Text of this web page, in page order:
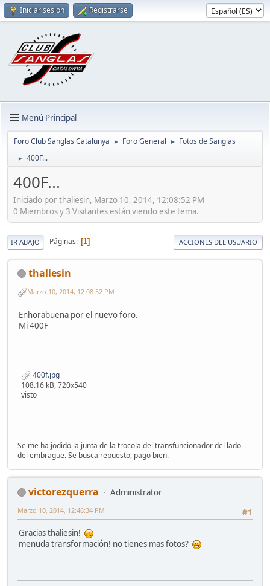
Iniciar sesión Registrarse
Menú Principal
Foro Club Sanglas Catalunya ► Foro General ► Fotos de Sanglas
► 400F...
400F...
Iniciado por thaliesin, Marzo 10, 2014, 12:08:52 PM
0 Miembros y 3 Visitantes están viendo este tema.
IR ABAJO Páginas 1 ACCIONES DEL USUARIO
thaliesin
Marzo 10, 2014, 12:08:52 PM
Enhorabuena por el nuevo foro.
Mi 400F
400f.jpg
108.16 kB, 720x540
visto
Se me ha jodido la junta de la trocola del transfuncionador del lado
del embrague. Se busca repuesto, pago bien.
victorezquerra
Administrator
#1
Marzo 10, 2014, 12:46:34 PM
Gracias thaliesin!
menuda transformación! no tienes mas fotos?